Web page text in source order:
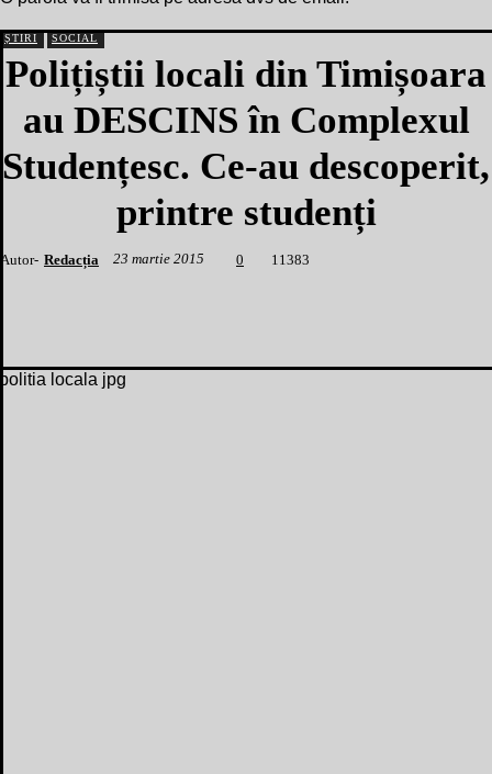
ȘTIRI SOCIAL
Polițiștii locali din Timișoara
au DESCINS în Complexul
Studențesc. Ce-au descoperit,
printre studenți
Autor- Redacția 23 martie 2015 0 1 1383